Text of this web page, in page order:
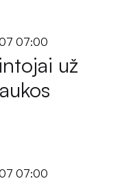
07:00
už
07:00